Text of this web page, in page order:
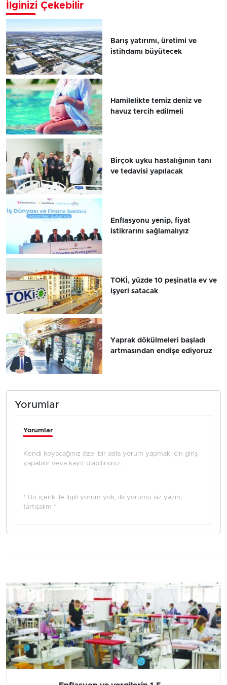
İlginizi Çekebilir
Barış yatırımı, üretimi ve
istihdamı büyütecek
Hamilelikte temiz deniz ve
havuz tercih edilmeli
Birçok uyku hastalığının tanı
ve tedavisi yapılacak
Enflasyonu yenip, fiyat
istikrarını sağlamalıyız
TOKİ, yüzde 10 peşinatla ev ve
işyeri satacak
Yaprak dökülmeleri başladı
artmasından endişe ediyoruz
Yorumlar
Yorumlar
Kendi koyacağınız özel bir adla yorum yapmak için giriş
yapabilir veya kayıt olabilirsiniz.
* Bu içerik ile ilgili yorum yok, ilk yorumu siz yazın,
tartışalım *